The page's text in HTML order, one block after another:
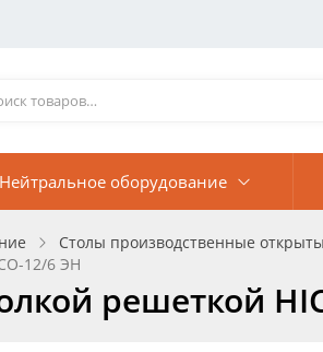
Нейтральное оборудование
Столы производственные
12/6 ЭН
решеткой